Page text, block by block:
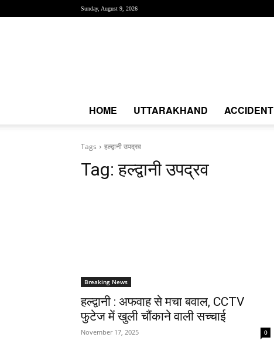
Sunday, August 9, 2026
HOME UTTARAKHAND ACCIDENT
Tags हल्द्वानी उपद्रव
Tag:हल्द्वानी उपद्रव
Breaking News
हल्द्वानी : अफवाह से मचा बवाल, CCTV
फुटेज में खुली चौंकाने वाली सच्चाई
November 17, 2025 0